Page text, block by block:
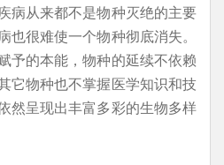
病从来都不是物种灭绝的主要
也很难使一个物种彻底消失。
予的本能，物种的延续不依赖
它物种也不掌握医学知识和技
然呈现出丰富多彩的生物多样